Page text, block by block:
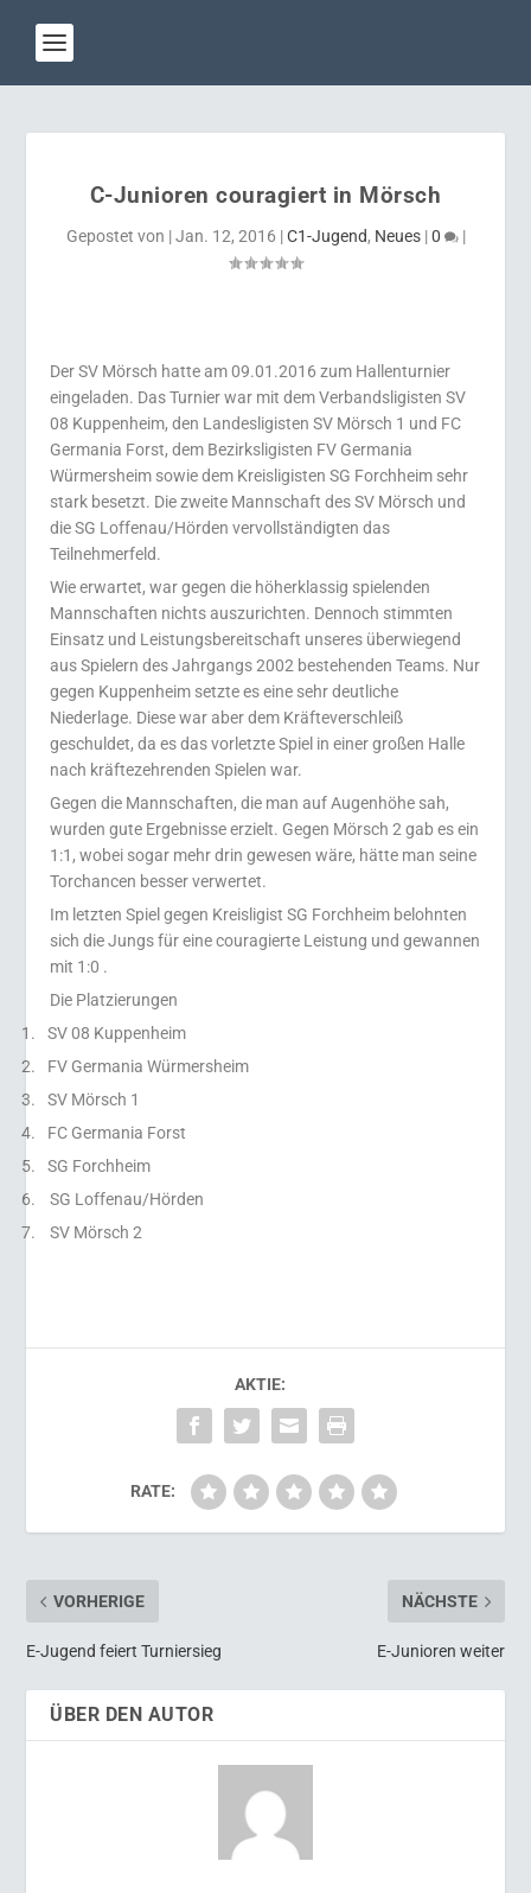
C-Junioren couragiert in Mörsch
Gepostet von |Jan. 12, 2016 |C1-Jugend, Neues|0 |
Der SV Mörsch hatte am 09.01.2016 zum Hallenturnier
eingeladen. Das Turnier war mit dem Verbandsligisten SV
08 Kuppenheim, den Landesligisten SV Mörsch 1 und FC
Germania Forst, dem Bezirksligisten FV Germania
Würmersheim sowie dem Kreisligisten SG Forchheim sehr
stark besetzt. Die zweite Mannschaft des SV Mörsch und
die SG Loffenau/Hörden vervollständigten das
Teilnehmerfeld.
Wie erwartet, war gegen die höherklassig spielenden
Mannschaften nichts auszurichten. Dennoch stimmten
Einsatz und Leistungsbereitschaft unseres überwiegend
aus Spielern des Jahrgangs 2002 bestehenden Teams. Nur
gegen Kuppenheim setzte es eine sehr deutliche
Niederlage. Diese war aber dem Kräfteverschleiß
geschuldet, da es das vorletzte Spiel in einer großen Halle
nach kräftezehrenden Spielen war.
Gegen die Mannschaften, die man auf Augenhöhe sah,
wurden gute Ergebnisse erzielt. Gegen Mörsch 2 gab es ein
1:1, wobei sogar mehr drin gewesen wäre, hätte man seine
Torchancen besser verwertet.
Im letzten Spiel gegen Kreisligist SG Forchheim belohnten
sich die Jungs für eine couragierte Leistung und gewannen
mit 1:0 .
Die Platzierungen
1.
SV 08 Kuppenheim
2.
FV Germania Würmersheim
3.
SV Mörsch 1
4.
FC Germania Forst
5.
SG Forchheim
6.
SG Loffenau/Hörden
7.
SV Mörsch 2
AKTIE:
RATE:
VORHERIGE
E-Jugend feiert Turniersieg
NÄCHSTE
E-Junioren weiter
ÜBER DEN AUTOR